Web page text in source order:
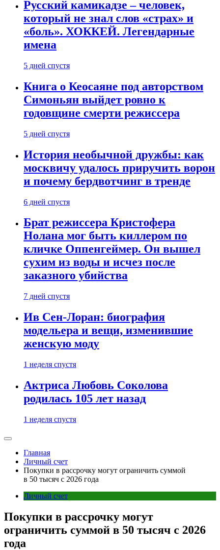
Русский камикадзе – человек,
который не знал слов «страх» и
«боль». ХОККЕЙ. Легендарные
имена
5 дней спустя
Книга о Кеосаяне под авторством
Симоньян выйдет ровно к
годовщине смерти режиссера
5 дней спустя
История необычной дружбы: как
москвичу удалось приручить ворон
и почему бердвотчинг в тренде
6 дней спустя
Брат режиссера Кристофера
Нолана мог быть киллером по
кличке Оппенгеймер. Он вышел
сухим из воды и исчез после
заказного убийства
7 дней спустя
Ив Сен-Лоран: биография
модельера и вещи, изменившие
женскую моду
1 неделя спустя
Актриса Любовь Соколова
родилась 105 лет назад
1 неделя спустя
Главная
Личный счет
Покупки в рассрочку могут ограничить суммой
в 50 тысяч с 2026 года
Личный счет
Покупки в рассрочку могут
ограничить суммой в 50 тысяч с 2026
года